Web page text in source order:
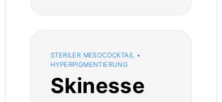
STERILER MESOCOCKTAIL •
HYPERPIGMENTIERUNG
Skinesse